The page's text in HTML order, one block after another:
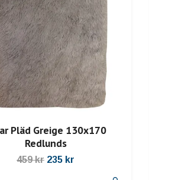
Pläd Greige 130x170
Redlunds
459 kr 235 kr